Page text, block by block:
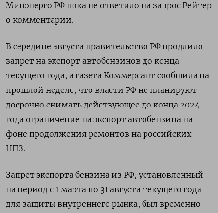
Минэнерго РФ пока не ответило на запрос Рейтер
о комментарии.
В середине августа правительство РФ продлило
запрет на экспорт автобензинов до конца
текущего года, а газета Коммерсант сообщила на
прошлой неделе, что власти РФ не планируют
досрочно снимать действующее до конца 2024
года ограничение на экспорт автобензина на
фоне продолжения ремонтов на российских
НПЗ.
Запрет экспорта бензина из РФ, установленный
на период с 1 марта по 31 августа текущего года
для защиты внутреннего рынка, был временно